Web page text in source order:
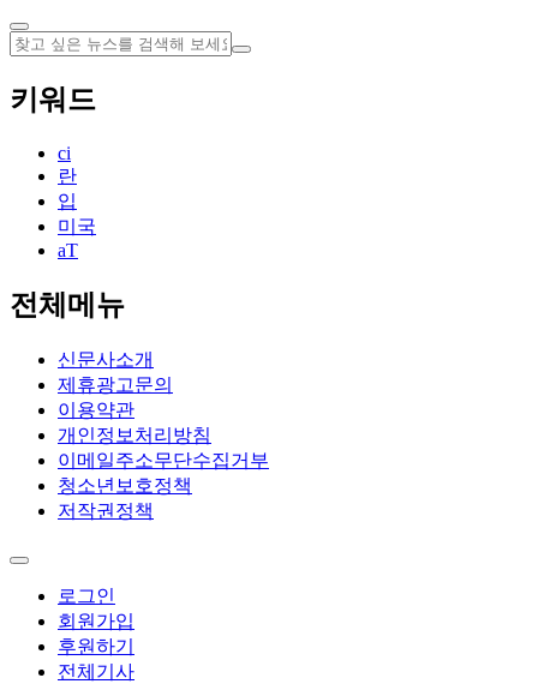
키워드
ci
란
입
미국
aT
전체메뉴
신문사소개
제휴광고문의
이용약관
개인정보처리방침
이메일주소무단수집거부
청소년보호정책
저작권정책
로그인
회원가입
후원하기
전체기사